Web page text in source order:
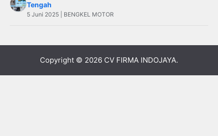
Tengah
5 Juni 2025 | BENGKEL MOTOR
Copyright © 2026 CV FIRMA INDOJAYA.